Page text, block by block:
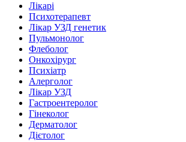
Лікарі
Психотерапевт
Лікар УЗД генетик
Пульмонолог
Флеболог
Онкохірург
Психіатр
Алерголог
Лікар УЗД
Гастроентеролог
Гінеколог
Дерматолог
Дієтолог